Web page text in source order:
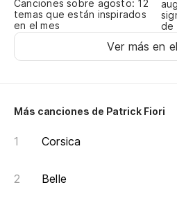
Canciones sobre agosto: 12
temas que están inspirados
en el mes
de
Ver más en
Más canciones de Patrick Fiori
Corsica
Belle